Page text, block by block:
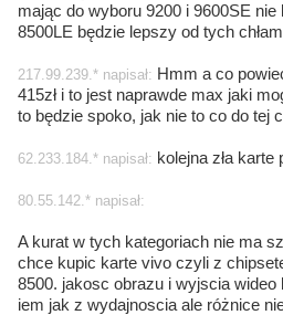
mając do wyboru 9200 i 9600SE
8500LE będzie lepszy od tych
217.99.239.* napisał: Hmm a co
415zł i to jest naprawde max jaki
to będzie spoko, jak nie to co do tej
62.233.184.* napisał: kolejna zła
80.55.142.* napisał:
A kurat w tych kategoriach nie ma
chce kupic karte vivo czyli z
8500. jakosc obrazu i wyjscia
iem jak z wydajnoscia ale różnice